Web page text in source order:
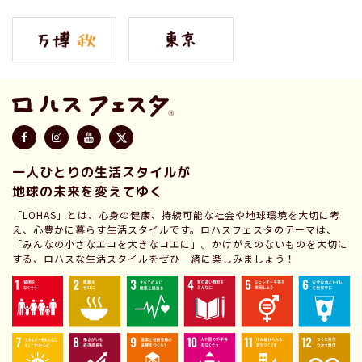
一人ひとりの生活スタイルが
地球の未来を変えてゆく
「LOHAS」とは、心身の健康、持続可能な社会や地球環境を大切に考
え、心豊かに暮らす生活スタイルです。ロハスフェスタのテーマは、
「みんなの小さなエコを大きなコエに」。かけがえのないものを大切に
する、ロハスな生活スタイルをぜひ一緒に楽しみましょう！